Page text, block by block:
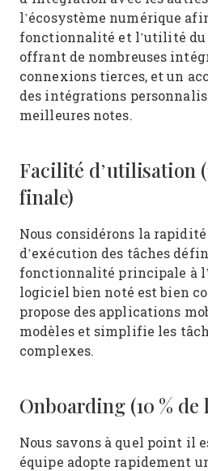
l’écosystème numérique
fonctionnalité et l’utilité
offrant de nombreuses
connexions tierces, et un
des intégrations
meilleures notes.
Facilité d’utilisation
finale)
Nous considérons la
d’exécution des tâches
fonctionnalité principale à
logiciel bien noté est bien
propose des applications
modèles et simplifie les
complexes.
Onboarding (10 %
Nous savons à quel point il
équipe adopte rapidement